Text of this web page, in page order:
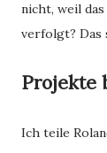
nicht, weil
verfolgt? Das
Projekte
Ich teile